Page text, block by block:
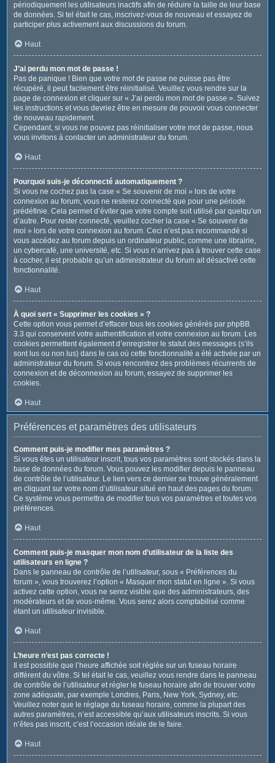
périodiquement les utilisateurs inactifs afin de réduire la taille de leur base
de données. Si tel était le cas, inscrivez-vous de nouveau et essayez de
participer plus activement aux discussions du forum.
Haut
J’ai perdu mon mot de passe !
Pas de panique ! Bien que votre mot de passe ne puisse pas être
récupéré, il peut facilement être réinitialisé. Veuillez vous rendre sur la
page de connexion et cliquer sur « J’ai perdu mon mot de passe ». Suivez
les instructions et vous devriez être en mesure de pouvoir vous connecter
de nouveau rapidement.
Cependant, si vous ne pouvez pas réinitialiser votre mot de passe, nous
vous invitons à contacter un administrateur du forum.
Haut
Pourquoi suis-je déconnecté automatiquement ?
Si vous ne cochez pas la case « Se souvenir de moi » lors de votre
connexion au forum, vous ne resterez connecté que pour une période
prédéfinie. Cela permet d’éviter que votre compte soit utilisé par quelqu’un
d’autre. Pour rester connecté, veuillez cocher la case « Se souvenir de
moi » lors de votre connexion au forum. Ceci n’est pas recommandé si
vous accédez au forum depuis un ordinateur public, comme une librairie,
un cybercafé, une université, etc. Si vous n’arrivez pas à trouver cette case
à cocher, il est probable qu’un administrateur du forum ait désactivé cette
fonctionnalité.
Haut
À quoi sert « Supprimer les cookies » ?
Cette option vous permet d’effacer tous les cookies générés par phpBB
3.3 qui conservent votre authentification et votre connexion au forum. Les
cookies permettent également d’enregistrer le statut des messages (s’ils
sont lus ou non lus) dans le cas où cette fonctionnalité a été activée par un
administrateur du forum. Si vous rencontrez des problèmes récurrents de
connexion et de déconnexion au forum, essayez de supprimer les
cookies.
Haut
Préférences et paramètres des utilisateurs
Comment puis-je modifier mes paramètres ?
Si vous êtes un utilisateur inscrit, tous vos paramètres sont stockés dans la
base de données du forum. Vous pouvez les modifier depuis le panneau
de contrôle de l’utilisateur. Le lien vers ce dernier se trouve généralement
en cliquant sur votre nom d’utilisateur situé en haut des pages du forum.
Ce système vous permettra de modifier tous vos paramètres et toutes vos
préférences.
Haut
Comment puis-je masquer mon nom d’utilisateur de la liste des
utilisateurs en ligne ?
Dans le panneau de contrôle de l’utilisateur, sous « Préférences du
forum », vous trouverez l’option « Masquer mon statut en ligne ». Si vous
activez cette option, vous ne serez visible que des administrateurs, des
modérateurs et de vous-même. Vous serez alors comptabilisé comme
étant un utilisateur invisible.
Haut
L’heure n’est pas correcte !
Il est possible que l’heure affichée soit réglée sur un fuseau horaire
différent du vôtre. Si tel était le cas, veuillez vous rendre dans le panneau
de contrôle de l’utilisateur et régler le fuseau horaire afin de trouver votre
zone adéquate, par exemple Londres, Paris, New York, Sydney, etc.
Veuillez noter que le réglage du fuseau horaire, comme la plupart des
autres paramètres, n’est accessible qu’aux utilisateurs inscrits. Si vous
n’êtes pas inscrit, c’est l’occasion idéale de le faire.
Haut